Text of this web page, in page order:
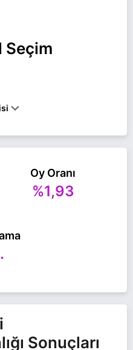
Seçim
Parti ile 31 Mart 2024
İnan Demir ile ilgili
İnan Demir Haberleri
Oy Oranı
%1,93
Sonuçları